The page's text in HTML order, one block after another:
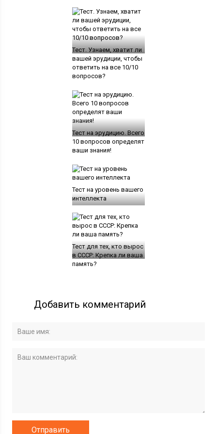
Тест. Узнаем, хватит ли
вашей эрудиции, чтобы
ответить на все 10/10
вопросов?
Тест на эрудицию. Всего
10 вопросов определят
ваши знания!
Тест на уровень вашего
интеллекта
Тест для тех, кто вырос
в СССР: Крепка ли ваша
память?
Добавить комментарий